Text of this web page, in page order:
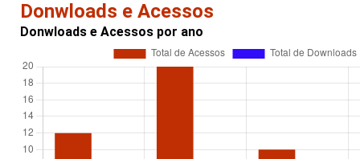
Donwloads e Acessos
Donwloads e Acessos por ano